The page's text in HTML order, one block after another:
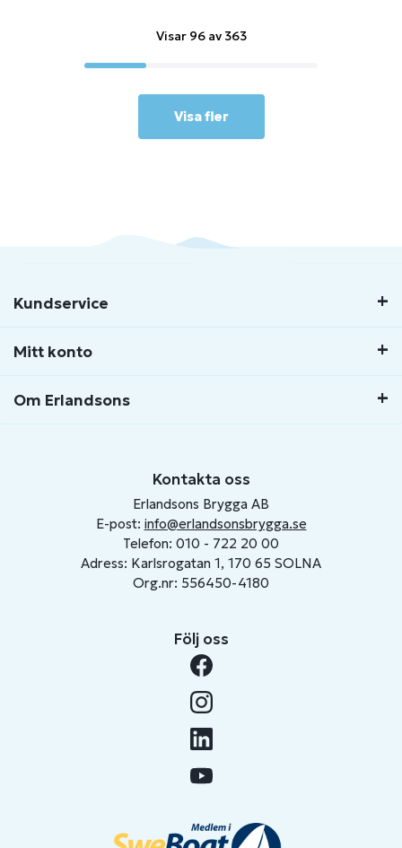
Visar 96 av 363
Visa fler
Kundservice
Mitt konto
Om Erlandsons
Kontakta oss
Erlandsons Brygga AB
E-post: info@erlandsonsbrygga.se
Telefon: 010 - 722 20 00
Adress: Karlsrogatan 1, 170 65 SOLNA
Org.nr: 556450-4180
Följ oss